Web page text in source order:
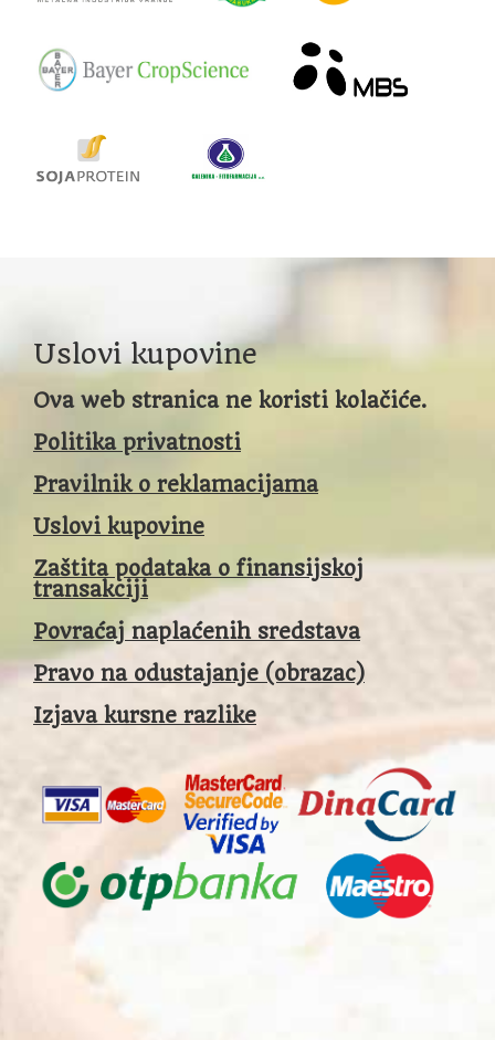
Uslovi kupovine
Ova web stranica ne koristi kolačiće.
Politika privatnosti
Pravilnik o reklamacijama
Uslovi kupovine
Zaštita podataka o finansijskoj
transakciji
Povraćaj naplaćenih sredstava
Pravo na odustajanje (obrazac)
Izjava kursne razlike